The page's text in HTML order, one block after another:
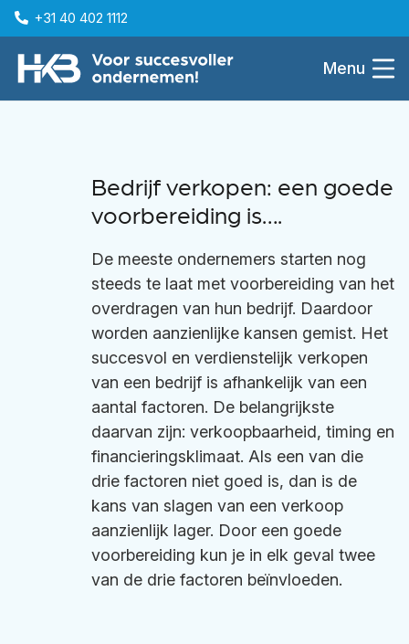
+31 40 402 1112
Menu
Bedrijf verkopen: een goede
voorbereiding is….
De meeste ondernemers starten nog
steeds te laat met voorbereiding van het
overdragen van hun bedrijf. Daardoor
worden aanzienlijke kansen gemist. Het
succesvol en verdienstelijk verkopen
van een bedrijf is afhankelijk van een
aantal factoren. De belangrijkste
daarvan zijn: verkoopbaarheid, timing en
financieringsklimaat. Als een van die
drie factoren niet goed is, dan is de
kans van slagen van een verkoop
aanzienlijk lager. Door een goede
voorbereiding kun je in elk geval twee
van de drie factoren beïnvloeden.